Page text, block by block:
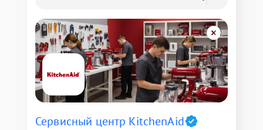
Сервисный центр KitchenAid